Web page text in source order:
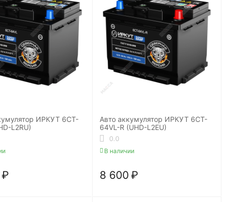
ИРКУТ 6CT-
L2RU)
₽
Авто аккумулятор ИРКУТ 6CT-
64VL-R (UHD-L2EU)
0.0
В наличии
8 600 ₽